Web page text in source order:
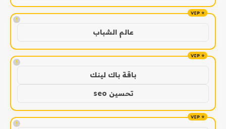
!
عالم الشباب
!
باقة باك لينك
تحسين seo
!